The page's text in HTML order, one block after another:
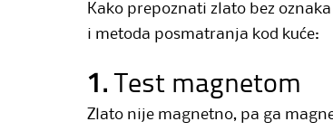
Kako prepoznati zlato bez
i metoda posmatranja kod kuće:
1. Test magnetom
Zlato nije magnetno, pa ga